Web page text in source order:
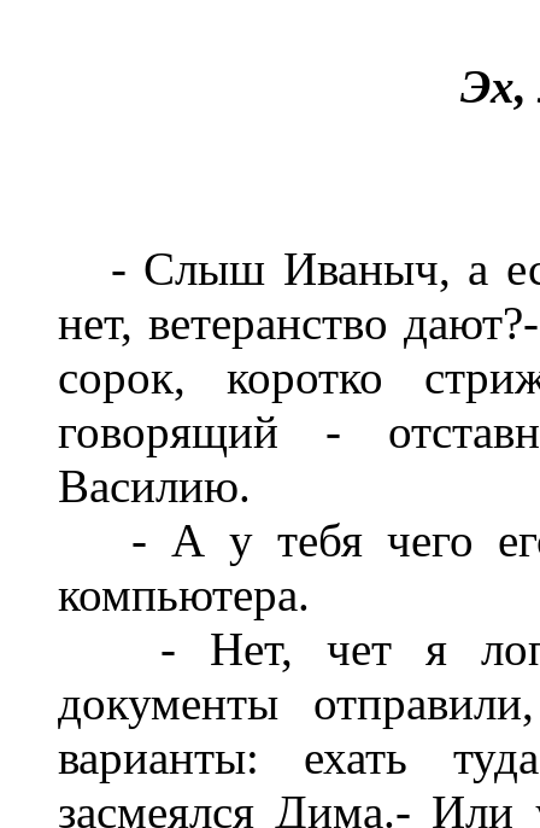
Эх,
- Слыш Иваныч, а
нет, ветеранство
сорок, коротко
говорящий -
Василию.
- А у тебя чего его
компьютера.
- Нет, чет я
документы
варианты: ехать
засмеялся Дима.- Или